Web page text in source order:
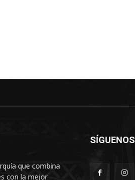
que combina
con la mejor
SÍGUENOS